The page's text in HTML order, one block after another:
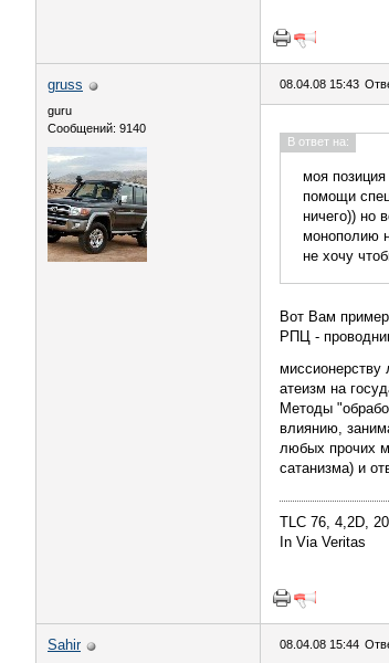
gruss
guru
Сообщений: 9140
08.04.08 15:43
В ответ на:
моя
помощи
ничего)) но
монополию
не хочу
Вот Вам
РПЦ -
миссионерству
атеизм на
Методы
влиянию,
любых прочих
сатанизма) и
TLC 76, 4,2D,
In Via Veritas
Sahir 08.04.08 15:44